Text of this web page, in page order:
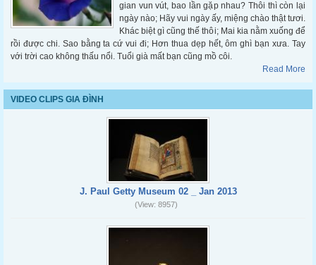
gian vun vút, bao lần gặp nhau? Thôi thì còn lại
ngày nào; Hãy vui ngày ấy, miệng chào thật tươi.
Khác biệt gì cũng thế thôi; Mai kia nằm xuống để
rồi được chi. Sao bằng ta cứ vui đi; Hơn thua dẹp hết, ôm ghì bạn xưa. Tay
với trời cao không thấu nổi. Tuổi già mất bạn cũng mồ côi.
Read More
VIDEO CLIPS GIA ĐÌNH
J. Paul Getty Museum 02 _ Jan 2013
(View: 8957)